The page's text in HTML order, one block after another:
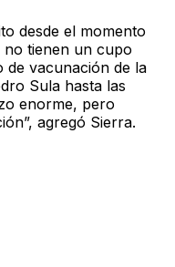
desde el momento
no tienen un cupo
de vacunación de la
Sula hasta las
enorme, pero
agregó Sierra.